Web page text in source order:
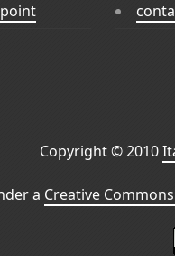
Copyright © 2010
a Creative